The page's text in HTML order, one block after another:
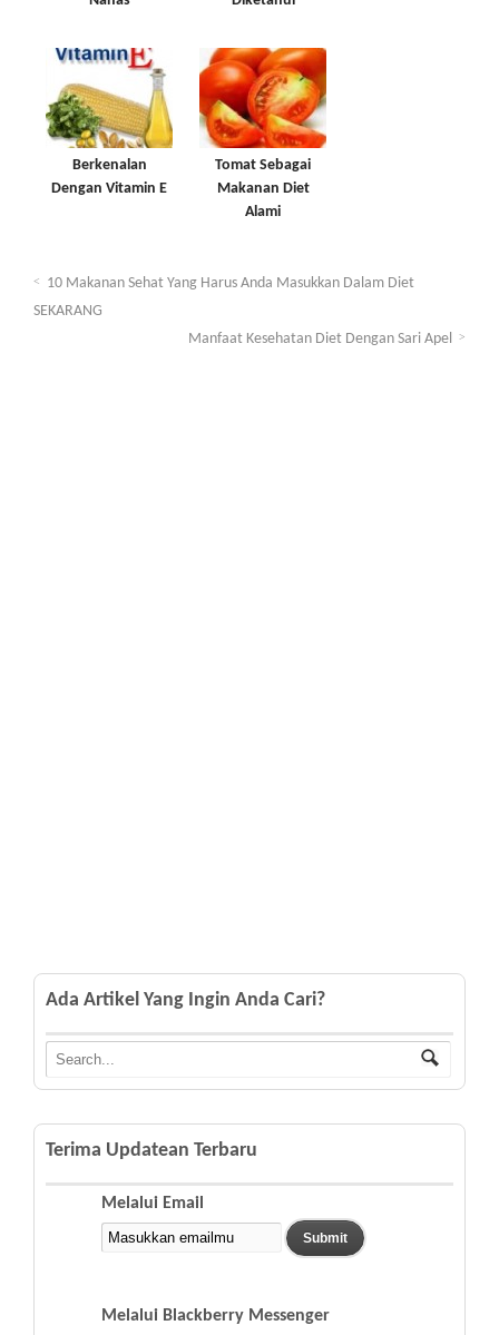
Berkenalan
Dengan Vitamin E
Tomat Sebagai
Makanan Diet
Alami
10 Makanan Sehat Yang Harus Anda Masukkan Dalam Diet
SEKARANG
Manfaat Kesehatan Diet Dengan Sari Apel
Ada Artikel Yang Ingin Anda Cari?
Terima Updatean Terbaru
Melalui Email
Melalui Blackberry Messenger